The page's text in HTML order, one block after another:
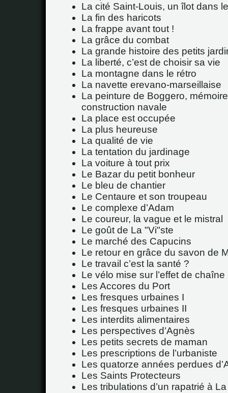
La cité Saint-Louis, un îlot dans
La fin des haricots
La frappe avant tout !
La grâce du combat
La grande histoire des petits
La liberté, c’est de choisir sa vie
La montagne dans le rétro
La navette erevano-marseillaise
La peinture de Boggero,
construction navale
La place est occupée
La plus heureuse
La qualité de vie
La tentation du jardinage
La voiture à tout prix
Le Bazar du petit bonheur
Le bleu de chantier
Le Centaure et son troupeau
Le complexe d’Adam
Le coureur, la vague et le mistral
Le goût de La "Vi"ste
Le marché des Capucins
Le retour en grâce du savon de
Le travail c’est la santé ?
Le vélo mise sur l’effet de chaîne
Les Accores du Port
Les fresques urbaines I
Les fresques urbaines II
Les interdits alimentaires
Les perspectives d’Agnès
Les petits secrets de maman
Les prescriptions de l’urbaniste
Les quatorze années perdues
Les Saints Protecteurs
Les tribulations d’un rapatrié à